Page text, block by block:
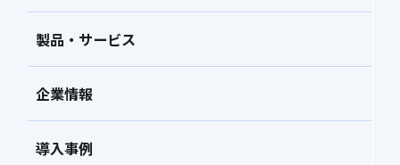
製品・サービス
企業情報
導入事例